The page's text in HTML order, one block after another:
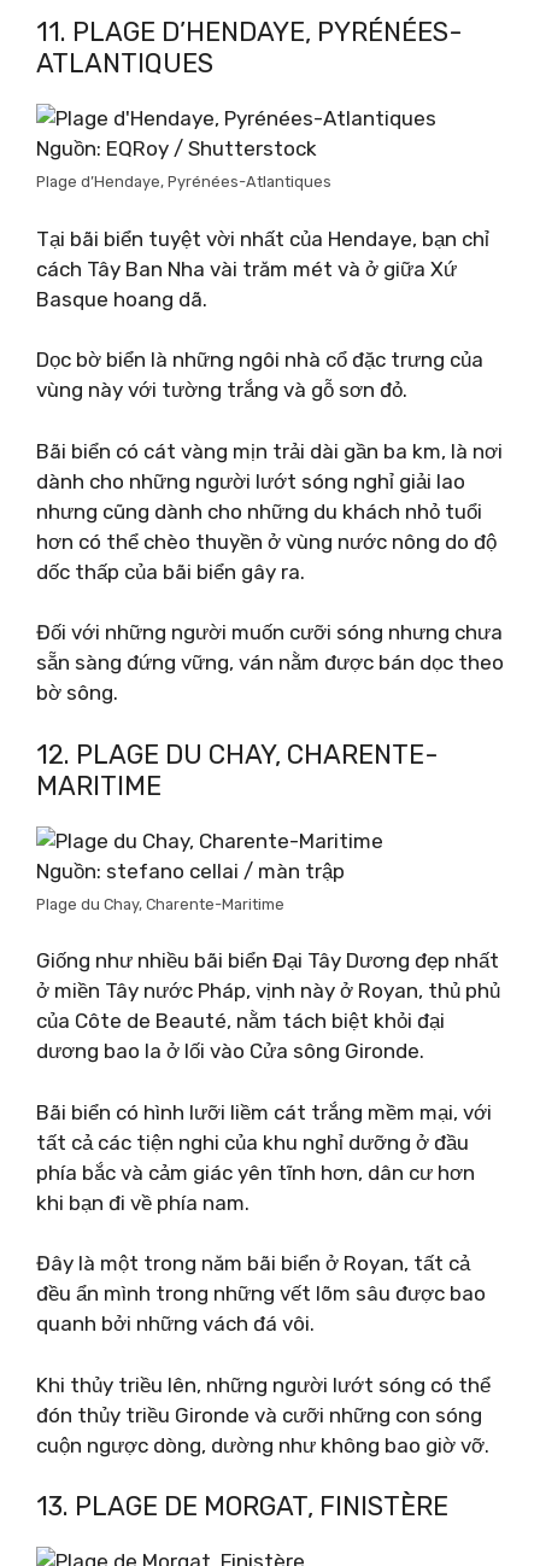
11. PLAGE D’HENDAYE, PYRÉNÉES-
ATLANTIQUES
Nguồn: EQRoy / Shutterstock
Plage d’Hendaye, Pyrénées-Atlantiques
Tại bãi biển tuyệt vời nhất của Hendaye, bạn chỉ
cách Tây Ban Nha vài trăm mét và ở giữa Xứ
Basque hoang dã.
Dọc bờ biển là những ngôi nhà cổ đặc trưng của
vùng này với tường trắng và gỗ sơn đỏ.
Bãi biển có cát vàng mịn trải dài gần ba km, là nơi
dành cho những người lướt sóng nghỉ giải lao
nhưng cũng dành cho những du khách nhỏ tuổi
hơn có thể chèo thuyền ở vùng nước nông do độ
dốc thấp của bãi biển gây ra.
Đối với những người muốn cưỡi sóng nhưng chưa
sẵn sàng đứng vững, ván nằm được bán dọc theo
bờ sông.
12. PLAGE DU CHAY, CHARENTE-
MARITIME
Nguồn: stefano cellai / màn trập
Plage du Chay, Charente-Maritime
Giống như nhiều bãi biển Đại Tây Dương đẹp nhất
ở miền Tây nước Pháp, vịnh này ở Royan, thủ phủ
của Côte de Beauté, nằm tách biệt khỏi đại
dương bao la ở lối vào Cửa sông Gironde.
Bãi biển có hình lưỡi liềm cát trắng mềm mại, với
tất cả các tiện nghi của khu nghỉ dưỡng ở đầu
phía bắc và cảm giác yên tĩnh hơn, dân cư hơn
khi bạn đi về phía nam.
Đây là một trong năm bãi biển ở Royan, tất cả
đều ẩn mình trong những vết lõm sâu được bao
quanh bởi những vách đá vôi.
Khi thủy triều lên, những người lướt sóng có thể
đón thủy triều Gironde và cưỡi những con sóng
cuộn ngược dòng, dường như không bao giờ vỡ.
13. PLAGE DE MORGAT, FINISTÈRE